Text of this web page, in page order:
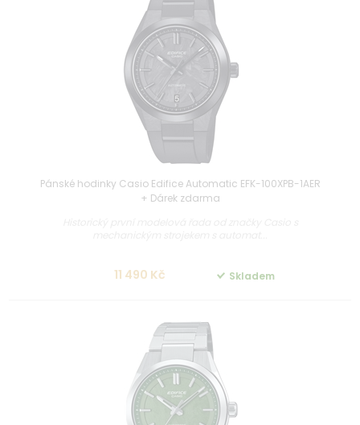
Pánské hodinky Casio Edifice Automatic EFK-100XPB-1AER
+ Dárek zdarma
11 490 Kč Skladem